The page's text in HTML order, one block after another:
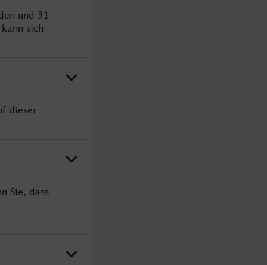
und 31
sich
dieser
Sie, dass